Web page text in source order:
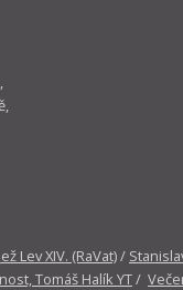
Lev XIV. (RaVat)/
Tomáš Halík YT/